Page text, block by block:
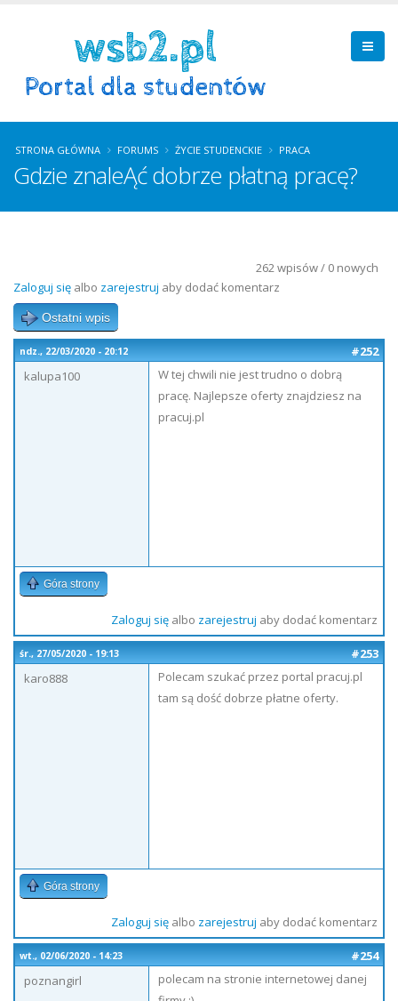
STRONA GŁÓWNA FORUMS ŻYCIE STUDENCKIE PRACA
Gdzie znaleĄć dobrze płatną pracę?
262 wpisów / 0 nowych
Zaloguj się albo zarejestruj aby dodać komentarz
Ostatni wpis
ndz., 22/03/2020 - 20:12
#252
kalupa100
W tej chwili nie jest trudno o dobrą
pracę. Najlepsze oferty znajdziesz na
pracuj.pl
Góra strony
Zaloguj sięalbo zarejestruj aby dodać komentarz
śr., 27/05/2020 - 19:13
#253
karo888
Polecam szukać przez portal pracuj.pl
tam są dość dobrze płatne oferty.
Góra strony
Zaloguj sięalbo zarejestruj aby dodać komentarz
wt., 02/06/2020 - 14:23
#254
poznangirl
polecam na stronie internetowej danej